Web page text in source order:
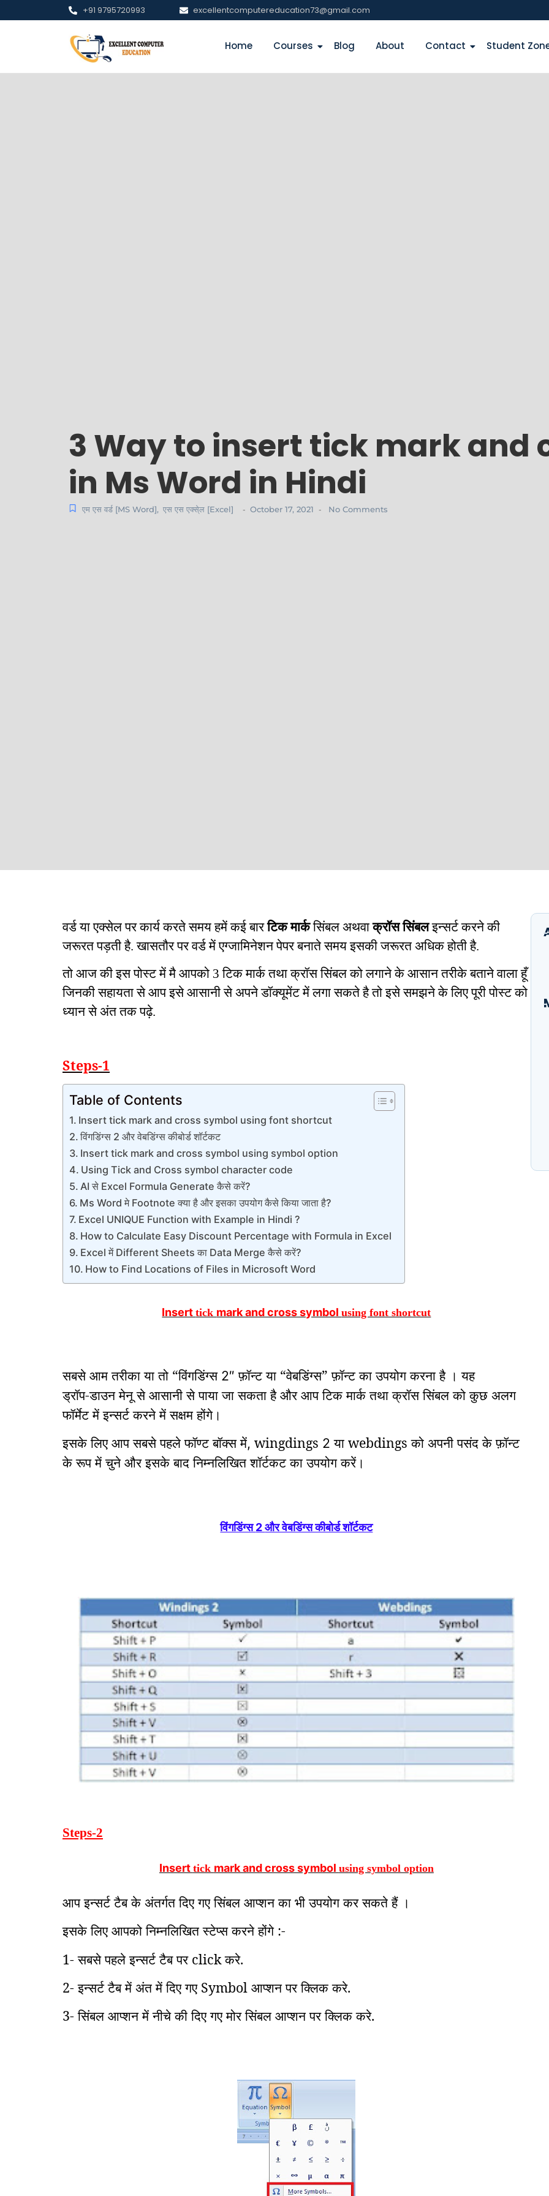
+91 9795720993 excellentcomputereducation73@gmail.com
Home Courses Blog About Contact Student
3 Way to insert tick mark and
in Ms Word in Hindi
एम एस वर्ड [MS Word], एस एस एक्से्ल [Excel] - October 17, 2021 - No Comments
वर्ड या एक्सेल पर कार्य करते समय हमें कई बारटिक मार्कसिंबल अथवाक्रॉस सिंबलइन्सर्ट करने की
जरूरत पड़ती है. खासतौर पर वर्ड में एग्जामिनेशन पेपर बनाते समय इसकी जरूरत अधिक होती है.
तो आज की इस पोस्ट में मै आपको 3 टिक मार्क तथा क्रॉस सिंबल को लगाने के आसान तरीके बताने वाला हूँ
जिनकी सहायता से आप इसे आसानी से अपने डॉक्यूमेंट में लगा सकते है तो इसे समझने के लिए पूरी पोस्ट को
ध्यान से अंत तक पढ़े.
Steps-1
Table of Contents
Insert tick mark and cross symbol using font shortcut
विंगडिंग्स 2 और वेबडिंग्स कीबोर्ड शॉर्टकट
Insert tick mark and cross symbol using symbol option
Using Tick and Cross symbol character code
AI से Excel Formula Generate कैसे करें?
Ms Word मे Footnote क्या है और इसका उपयोग कैसे किया जाता है?
Excel UNIQUE Function with Example in Hindi ?
How to Calculate Easy Discount Percentage with Formula in Excel
Excel में Different Sheets का Data Merge कैसे करें?
How to Find Locations of Files in Microsoft Word
Inserttick mark and cross symbolusing font shortcut
सबसे आम तरीका या तो “विंगडिंग्स 2″फ़ॉन्ट या “वेबडिंग्स” फ़ॉन्ट का उपयोग करना है । यह
ड्रॉप-डाउन मेनू से आसानी से पाया जा सकता है और आप टिक मार्क तथा क्रॉस सिंबल को कुछ अलग
फॉर्मेट में इन्सर्ट करने में सक्षम होंगे।
इसके लिए आप सबसे पहले फॉण्ट बॉक्स में, wingdings 2या webdings को अपनी पसंद के फ़ॉन्ट
के रूप में चुने और इसके बाद निम्नलिखित शॉर्टकट का उपयोग करें।
विंगडिंग्स2और वेबडिंग्स कीबोर्ड शॉर्टकट
Steps-2
Insert tick mark and cross symbol using symbol option
आप इन्सर्ट टैब के अंतर्गत दिए गए सिंबल आप्शन का भी उपयोग कर सकते हैं ।
इसके लिए आपको निम्नलिखित स्टेप्स करने होंगे :-
1- सबसे पहले इन्सर्ट टैब पर click करे.
2- इन्सर्ट टैब में अंत में दिए गए Symbol आप्शन पर क्लिक करे.
3- सिंबल आप्शन में नीचे की दिए गए मोर सिंबल आप्शन पर क्लिक करे.